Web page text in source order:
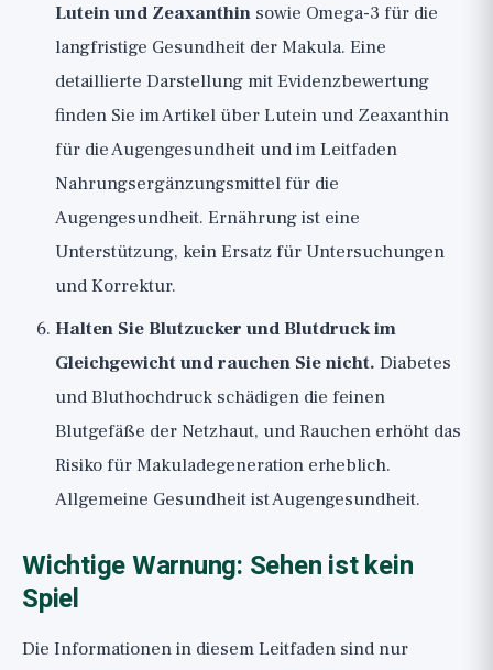
Lutein und Zeaxanthin sowie Omega-3 für die
langfristige Gesundheit der Makula. Eine
detaillierte Darstellung mit Evidenzbewertung
finden Sie im Artikel überLutein und Zeaxanthin
für die Augengesundheit und im Leitfaden
Nahrungsergänzungsmittel für die
Augengesundheit. Ernährung ist eine
Unterstützung, kein Ersatz für Untersuchungen
und Korrektur.
Halten Sie Blutzucker und Blutdruck im
Gleichgewicht und rauchen Sie nicht. Diabetes
und Bluthochdruck schädigen die feinen
Blutgefäße der Netzhaut, und Rauchen erhöht das
Risiko für Makuladegeneration erheblich.
Allgemeine Gesundheit ist Augengesundheit.
Wichtige Warnung: Sehen ist kein
Spiel
Die Informationen in diesem Leitfaden sind nur